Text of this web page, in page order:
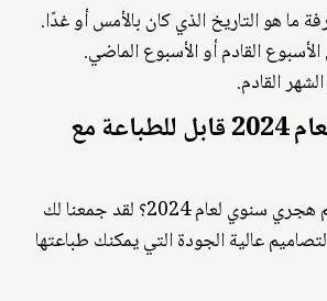
ما هو التاريخ الذي كان بالأمس أو غدًا.
القادم أو الأسبوع الماضي.
القادم.
تقويم هجري لعام 2024 قابل للطباعة مع
هل تبحث عن تقويم هجري سنوي لعام 2024؟ لقد جمعنا لك
عالية الجودة التي يمكنك طباعتها